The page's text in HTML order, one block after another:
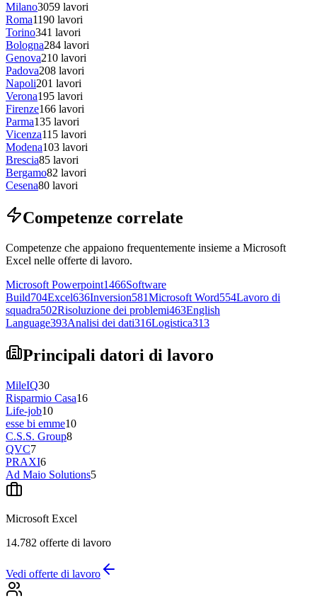
Milano3059 lavori
Roma1190 lavori
Torino341 lavori
Bologna284 lavori
Genova210 lavori
Padova208 lavori
Napoli201 lavori
Verona195 lavori
Firenze166 lavori
Parma135 lavori
Vicenza115 lavori
Modena103 lavori
Brescia85 lavori
Bergamo82 lavori
Cesena80 lavori
Competenze correlate
Competenze che appaiono frequentemente insieme a Microsoft
Excel nelle offerte di lavoro.
Microsoft Powerpoint1466Software
Build704Excel636Inversion581Microsoft Word554Lavoro di
squadra502Risoluzione dei problemi463English
Language393Analisi dei dati316Logistica313
Principali datori di lavoro
MileIQ30
Risparmio Casa16
Life-job10
esse bi emme10
C.S.S. Group8
QVC7
PRAXI6
Ad Maio Solutions5
Microsoft Excel
14.782 offerte di lavoro
Vedi offerte di lavoro